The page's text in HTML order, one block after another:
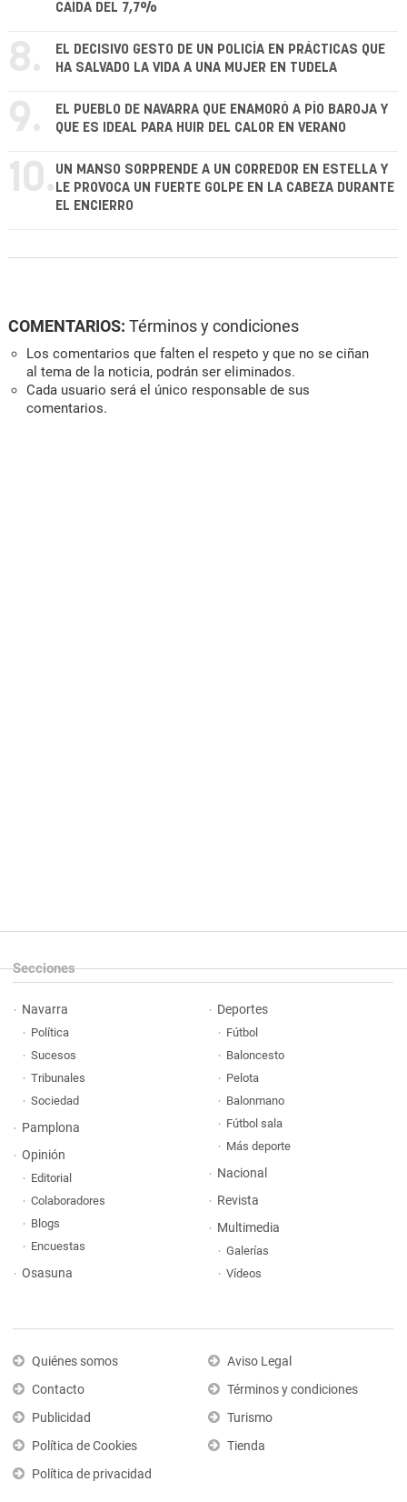
CAÍDA DEL 7,7%
8.
EL DECISIVO GESTO DE UN POLICÍA EN PRÁCTICAS QUE
HA SALVADO LA VIDA A UNA MUJER EN TUDELA
9.
EL PUEBLO DE NAVARRA QUE ENAMORÓ A PÍO BAROJA Y
QUE ES IDEAL PARA HUIR DEL CALOR EN VERANO
10. UN MANSO SORPRENDE A UN CORREDOR EN ESTELLA Y
LE PROVOCA UN FUERTE GOLPE EN LA CABEZA DURANTE
EL ENCIERRO
COMENTARIOS: Términos y condiciones
Los comentarios que falten el respeto y que no se ciñan
al tema de la noticia, podrán ser eliminados.
Cada usuario será el único responsable de sus
comentarios.
Secciones
Navarra
Política
Sucesos
Tribunales
Sociedad
Pamplona
Opinión
Editorial
Colaboradores
Blogs
Encuestas
Osasuna
Deportes
Fútbol
Baloncesto
Pelota
Balonmano
Fútbol sala
Más deporte
Nacional
Revista
Multimedia
Galerías
Vídeos
Quiénes somos
Contacto
Publicidad
Política de Cookies
Política de privacidad
Aviso Legal
Términos y condiciones
Turismo
Tienda